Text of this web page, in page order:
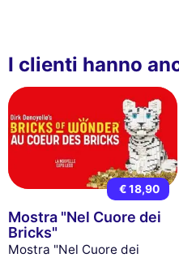
I clienti hanno
€ 18,90
Mostra "Nel Cuore dei
Bricks"
Mostra "Nel Cuore dei